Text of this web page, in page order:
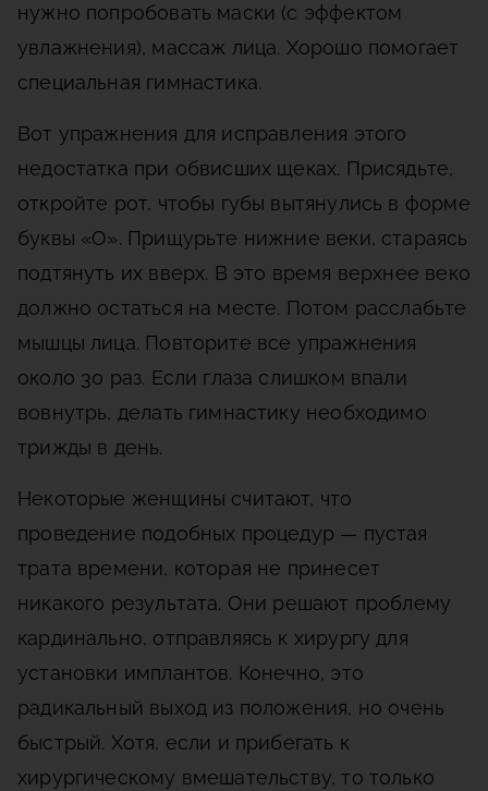
нужно попробовать маски (с эффектом
увлажнения), массаж лица. Хорошо помогает
специальная гимнастика.
Вот упражнения для исправления этого
недостатка при обвисших щеках. Присядьте,
откройте рот, чтобы губы вытянулись в форме
буквы «О». Прищурьте нижние веки, стараясь
подтянуть их вверх. В это время верхнее веко
должно остаться на месте. Потом расслабьте
мышцы лица. Повторите все упражнения
около 30 раз. Если глаза слишком впали
вовнутрь, делать гимнастику необходимо
трижды в день.
Некоторые женщины считают, что
проведение подобных процедур — пустая
трата времени, которая не принесет
никакого результата. Они решают проблему
кардинально, отправляясь к хирургу для
установки имплантов. Конечно, это
радикальный выход из положения, но очень
быстрый. Хотя, если и прибегать к
хирургическому вмешательству, то только